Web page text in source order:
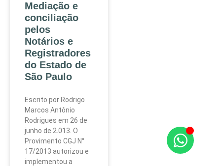
Mediação e
conciliação
pelos
Notários e
Registradores
do Estado de
São Paulo
Escrito por Rodrigo
Marcos Antônio
Rodrigues em 26 de
junho de 2.013. O
Provimento CGJ N°
17/2013 autorizou e
implementou a